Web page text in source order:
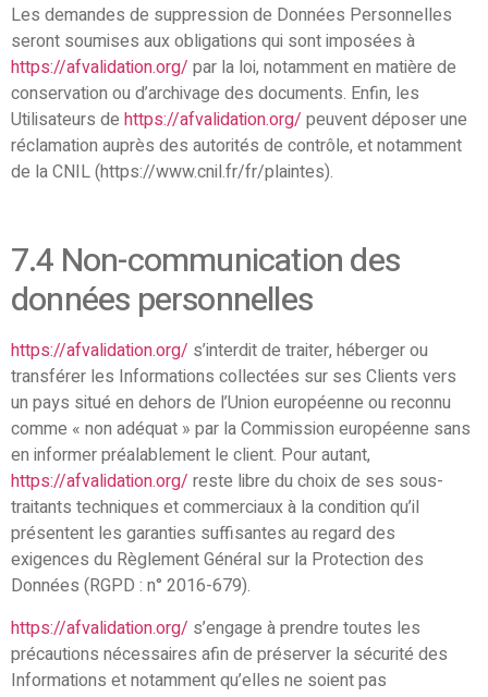
Les demandes de suppression de Données Personnelles
seront soumises aux obligations qui sont imposées à
https://afvalidation.org/ par la loi, notamment en matière de
conservation ou d’archivage des documents. Enfin, les
Utilisateurs de https://afvalidation.org/ peuvent déposer une
réclamation auprès des autorités de contrôle, et notamment
de la CNIL (https://www.cnil.fr/fr/plaintes).
7.4 Non-communication des
données personnelles
https://afvalidation.org/ s’interdit de traiter, héberger ou
transférer les Informations collectées sur ses Clients vers
un pays situé en dehors de l’Union européenne ou reconnu
comme « non adéquat » par la Commission européenne sans
en informer préalablement le client. Pour autant,
https://afvalidation.org/ reste libre du choix de ses sous-
traitants techniques et commerciaux à la condition qu’il
présentent les garanties suffisantes au regard des
exigences du Règlement Général sur la Protection des
Données (RGPD : n° 2016-679).
https://afvalidation.org/ s’engage à prendre toutes les
précautions nécessaires afin de préserver la sécurité des
Informations et notamment qu’elles ne soient pas